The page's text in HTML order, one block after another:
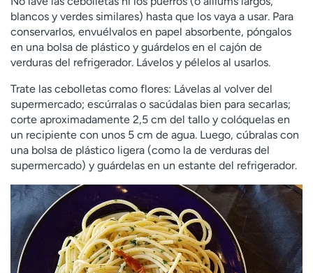
blancos y verdes similares) hasta que los vaya a usar. Para
conservarlos, envuélvalos en papel absorbente, póngalos
en una bolsa de plástico y guárdelos en el cajón de
verduras del refrigerador. Lávelos y pélelos al usarlos.
Trate las cebolletas como flores: Lávelas al volver del
supermercado; escúrralas o sacúdalas bien para secarlas;
corte aproximadamente 2,5 cm del tallo y colóquelas en
un recipiente con unos 5 cm de agua. Luego, cúbralas con
una bolsa de plástico ligera (como la de verduras del
supermercado) y guárdelas en un estante del refrigerador.